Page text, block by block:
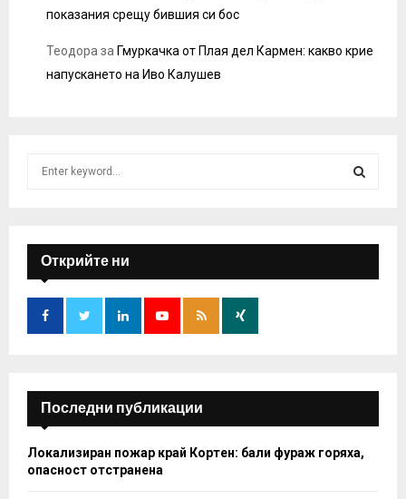
показания срещу бившия си бос
Теодораза Гмуркачка от Плая дел Кармен: какво крие
напускането на Иво Калушев
f
o
:
E
A
H
Открийте ни
Последни публикации
Локализиран пожар край Кортен: бали фураж горяха,
опасност отстранена